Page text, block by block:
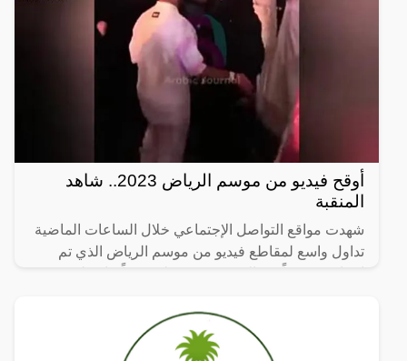
أوقح فيديو من موسم الرياض 2023.. شاهد
المنقبة
شهدت مواقع التواصل الإجتماعي خلال الساعات الماضية
تداول واسع لمقاطع فيديو من موسم الرياض الذي تم